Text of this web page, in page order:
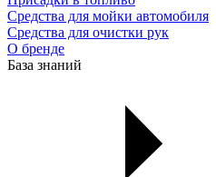
Средства для мойки автомобиля
Средства для очистки рук
О бренде
База знаний